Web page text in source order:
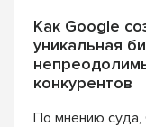
Как Google
уникальная
конкурентов
По мнению суда,